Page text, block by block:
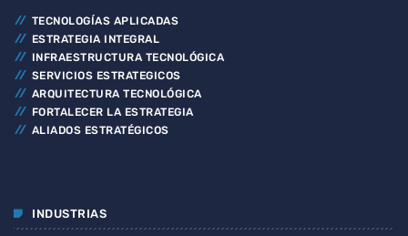
TECNOLOGÍAS APLICADAS
ESTRATEGIA INTEGRAL
INFRAESTRUCTURA TECNOLÓGICA
SERVICIOS ESTRATEGICOS
ARQUITECTURA TECNOLÓGICA
FORTALECER LA ESTRATEGIA
ALIADOS ESTRATÉGICOS
INDUSTRIAS